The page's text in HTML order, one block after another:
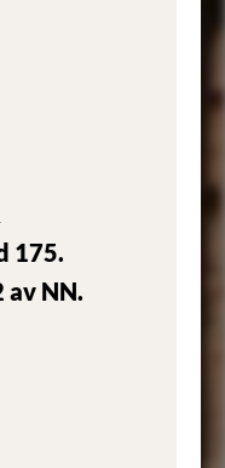
175.
NN.